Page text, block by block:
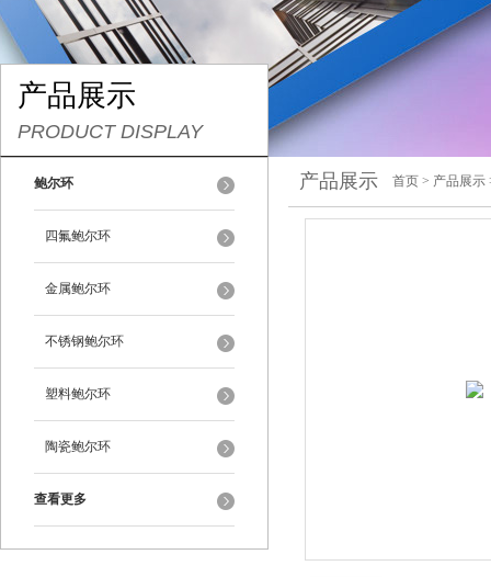
产品展示
PRODUCT DISPLAY
鲍尔环
四氟鲍尔环
金属鲍尔环
不锈钢鲍尔环
塑料鲍尔环
陶瓷鲍尔环
查看更多
产品展示 首页 > 产品展示